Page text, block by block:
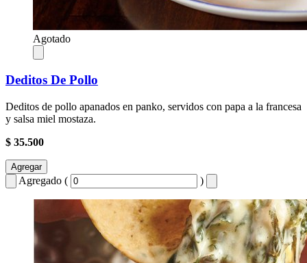
Agotado
Deditos De Pollo
Deditos de pollo apanados en panko, servidos con papa a la francesa
y salsa miel mostaza.
$ 35.500
Agregar
Agregado ( )